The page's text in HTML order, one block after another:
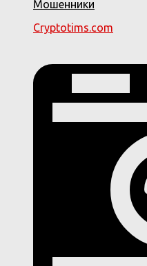
Мошенники
Cryptotims.com